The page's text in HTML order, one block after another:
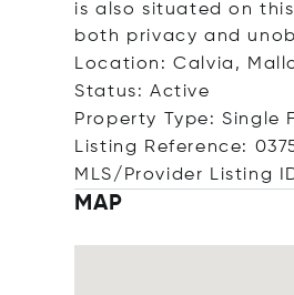
is also situated on
both privacy and
Location: Calvia,
Status: Active
Property Type: Single
Listing Reference:
MLS/Provider Listing
MAP